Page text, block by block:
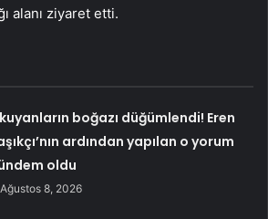
alanı ziyaret etti.
boğazı düğümlendi! Eren
ardından yapılan o yorum
oldu
Ağustos 8, 2026